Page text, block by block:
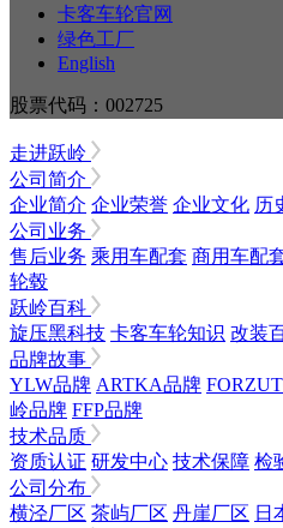
卡客车轮官网
绿色工厂
English
股票代码：002725
走进跃岭
公司简介
企业简介 企业荣誉 企业文化 历
公司业务
售后业务 乘用车配套 商用车配
轮毂
跃岭百科
旋压黑科技 卡客车轮知识 改装
品牌故事
YLW品牌 ARTKA品牌
岭品牌 FFP品牌
技术品质
资质认证 研发中心 技术保障 检
公司分布
横泾厂区 茶屿厂区 丹崖厂区 日